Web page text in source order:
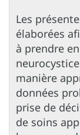
Les
élaborées
à prendre
manière
données
prise de
de soins